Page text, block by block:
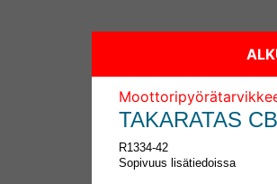
TAKARATAS
R1334-42
Sopivuus lisätiedoissa